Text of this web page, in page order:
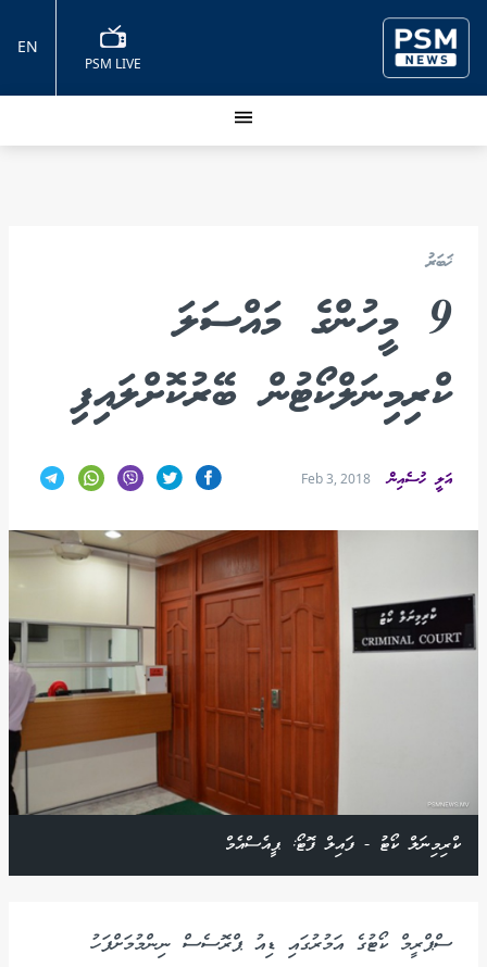
PSM LIVE
EN
ޚަބަރު
9 މީހުންގެ މައްސަލަ
ކްރިމިނަލްކޯޓުން ބޭރުކޮށްލައިފި
އަލީ ހުސެއިން Feb 3, 2018
ކްރިމިނަލް ކޯޓު - ފައިލް ފޮޓޯ: ޕީއެސްއެމް
ސްޕްރީމް ކޯޓުގެ އަމުރުގައި ޑިއު ޕްރޮސެސް ނިންމުމަށްފަހު